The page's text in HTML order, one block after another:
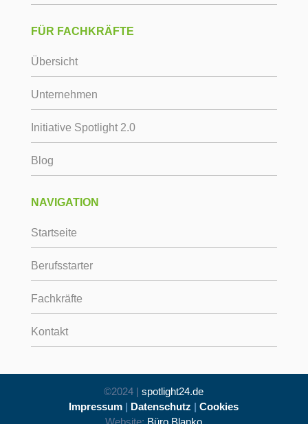
FÜR FACHKRÄFTE
Übersicht
Unternehmen
Initiative Spotlight 2.0
Blog
NAVIGATION
Startseite
Berufsstarter
Fachkräfte
Kontakt
©2024 |spotlight24.de
Impressum | Datenschutz |Cookies
Website: Büro Blanko